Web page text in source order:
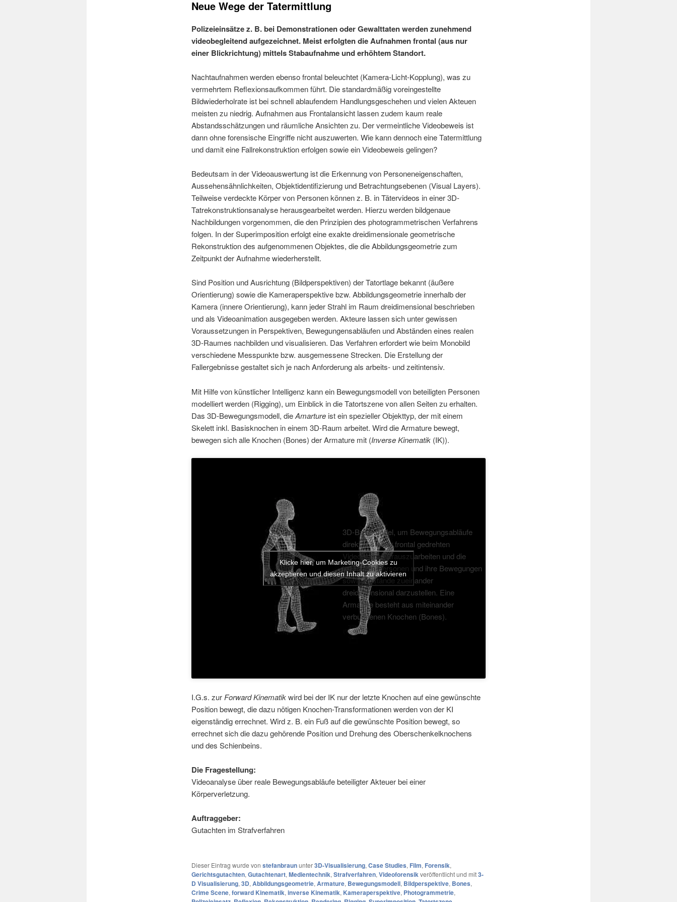
Neue Wege der Tatermittlung
Polizeieinsätze z. B. bei Demonstrationen oder Gewalttaten werden zunehmend
videobegleitend aufgezeichnet. Meist erfolgten die Aufnahmen frontal (aus nur
einer Blickrichtung) mittels Stabaufnahme und erhöhtem Standort.
Nachtaufnahmen werden ebenso frontal beleuchtet (Kamera-Licht-Kopplung), was zu
vermehrtem Reflexionsaufkommen führt. Die standardmäßig voreingestellte
Bildwiederholrate ist bei schnell ablaufendem Handlungsgeschehen und vielen Akteuen
meisten zu niedrig. Aufnahmen aus Frontalansicht lassen zudem kaum reale
Abstandsschätzungen und räumliche Ansichten zu. Der vermeintliche Videobeweis ist
dann ohne forensische Eingriffe nicht auszuwerten. Wie kann dennoch eine Tatermittlung
und damit eine Fallrekonstruktion erfolgen sowie ein Videobeweis gelingen?
Bedeutsam in der Videoauswertung ist die Erkennung von Personeneigenschaften,
Aussehensähnlichkeiten, Objektidentifizierung und Betrachtungsebenen (Visual Layers).
Teilweise verdeckte Körper von Personen können z. B. in Tätervideos in einer 3D-
Tatrekonstruktionsanalyse herausgearbeitet werden. Hierzu werden bildgenaue
Nachbildungen vorgenommen, die den Prinzipien des photogrammetrischen Verfahrens
folgen. In der Superimposition erfolgt eine exakte dreidimensionale geometrische
Rekonstruktion des aufgenommenen Objektes, die die Abbildungsgeometrie zum
Zeitpunkt der Aufnahme wiederherstellt.
Sind Position und Ausrichtung (Bildperspektiven) der Tatortlage bekannt (äußere
Orientierung) sowie die Kameraperspektive bzw. Abbildungsgeometrie innerhalb der
Kamera (innere Orientierung), kann jeder Strahl im Raum dreidimensional beschrieben
und als Videoanimation ausgegeben werden. Akteure lassen sich unter gewissen
Voraussetzungen in Perspektiven, Bewegungensabläufen und Abständen eines realen
3D-Raumes nachbilden und visualisieren. Das Verfahren erfordert wie beim Monobild
verschiedene Messpunkte bzw. ausgemessene Strecken. Die Erstellung der
Fallergebnisse gestaltet sich je nach Anforderung als arbeits- und zeitintensiv.
Mit Hilfe von künstlicher Intelligenz kann ein Bewegungsmodell von beteiligten Personen
modelliert werden (Rigging), um Einblick in die Tatortszene von allen Seiten zu erhalten.
Das 3D-Bewegungsmodell, dieAmarture ist ein spezieller Objekttyp, der mit einem
Skelett inkl. Basisknochen in einem 3D-Raum arbeitet. Wird die Armature bewegt,
bewegen sich alle Knochen (Bones) der Armature mit (Inverse Kinematik(IK)).
3D-Basismodel, um Bewegungsabläufe
direkt aus einer frontal gedrehten
Videoszene herauszuarbeiten und die
beteiligten Personen und ihre Bewegungen
sowie Abstände zueinander
dreidimensional darzustellen. Eine
Armature besteht aus miteinander
verbundenen Knochen (Bones).
Klicke hier, um Marketing-Cookies zu
akzeptieren und diesen Inhalt zu aktivieren
I.G.s. zur Forward Kinematikwird bei der IK nur der letzte Knochen auf eine gewünschte
Position bewegt, die dazu nötigen Knochen-Transformationen werden von der KI
eigenständig errechnet. Wird z. B. ein Fuß auf die gewünschte Position bewegt, so
errechnet sich die dazu gehörende Position und Drehung des Oberschenkelknochens
und des Schienbeins.
Die Fragestellung:
Videoanalyse über reale Bewegungsabläufe beteiligter Akteuer bei einer
Körperverletzung.
Auftraggeber:
Gutachten im Strafverfahren
Dieser Eintrag wurde von stefanbraununter3D-Visualisierung, Case Studies, Film, Forensik,
Gerichtsgutachten, Gutachtenart, Medientechnik, Strafverfahren, Videoforensikveröffentlicht und mit3-
D Visualisierung, 3D, Abbildungsgeometrie, Armature, Bewegungsmodell, Bildperspektive, Bones,
Crime Scene, forward Kinematik, inverse Kinematik, Kameraperspektive, Photogrammetrie,